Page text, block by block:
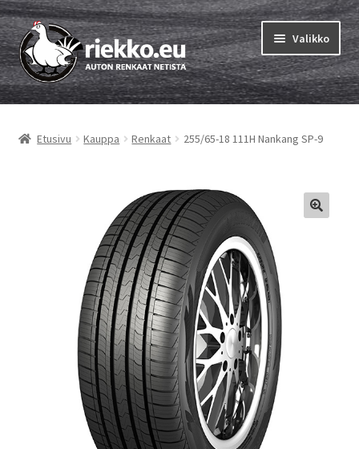
Siirry
navigointiin
Siirry
sisältöön
Valikko
Etusivu
Vinkit & ohjeet
valikko
Rengastestit
Etusivu Kauppa Renkaat 255/65-18 111H Nankang SP-9